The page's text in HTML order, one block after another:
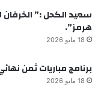
سعيد الكحل :” الخرفان
هرمز”.
18 مايو 2026
برنامج مباريات ثمن
18 مايو 2026